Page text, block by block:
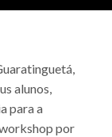
alunos,
para a
por